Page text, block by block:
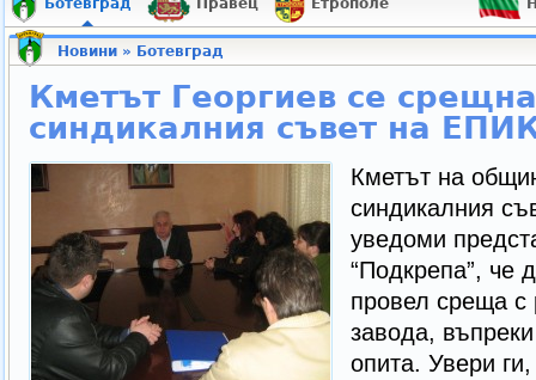
Ботевград Правец Етрополе
Новини» Ботевград
Кметът Георгиев се
синдикалния съвет на
Кметът на
синдикалния
уведоми
“Подкрепа”, че
провел среща с
завода,
опита. Увери